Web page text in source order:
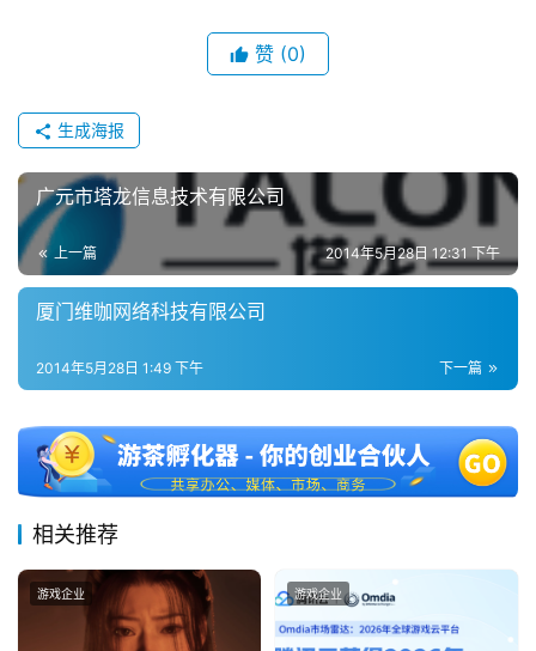
休
游
戏
2
十
三
茶
奖
赞 (0)
生成海报
广元市塔龙信息技术有限公司
上一篇 2014年5月28日 12:31 下午
厦门维咖网络科技有限公司
下一篇
2014年5月28日 1:49 下午
相关推荐
游戏企业 游戏企业